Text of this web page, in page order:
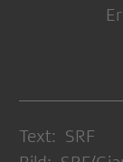
Text: SRF